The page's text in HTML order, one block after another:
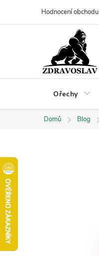
Hodnocení obchodu
Ořechy
Domů Blog